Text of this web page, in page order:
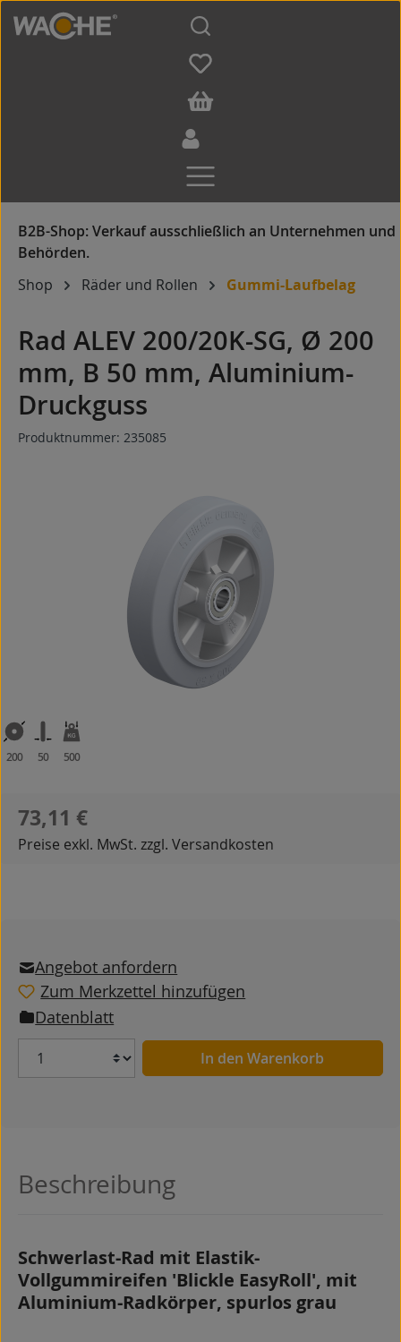
Zum Hauptinhalt springen
Shop Räder und Rollen Gummi-Laufbelag
Rad ALEV 200/20K-SG, Ø 200
mm, B 50 mm, Aluminium-
Druckguss
Produktnummer: 235085
200 50 500
Regulärer Preis:
73,11 €
Preise exkl. MwSt. zzgl. Versandkosten
Angebot anfordern
Zum Merkzettel hinzufügen
Datenblatt
Anzahl In den Warenkorb
Beschreibung
Schwerlast-Rad mit Elastik-
Vollgummireifen 'Blickle EasyRoll', mit
Aluminium-Radkörper, spurlos grau